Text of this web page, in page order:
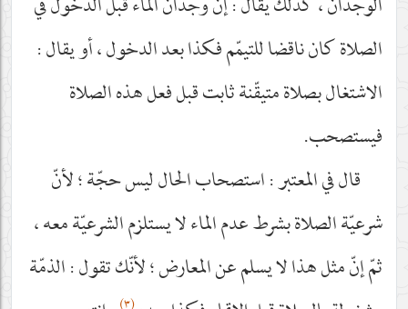
الصلاة كان ناقضا للتيمّم فكذا بعد الدخول ، أو يقال :
الاشتغال بصلاة متيقّنة ثابت قبل فعل هذه الصلاة
فيستصحب.
قال في المعتبر : استصحاب الحال ليس حجّة ؛ لأنّ
شرعيّة الصلاة بشرط عدم الماء لا يستلزم الشرعيّة معه ،
ثمّ إنّ مثل هذا لا يسلم عن المعارض ؛ لأنّك تقول : الذمّة